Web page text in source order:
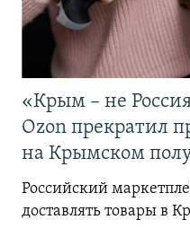
«Крым – не
Ozon прекратил
на Крымском
Российский
доставлять товары в